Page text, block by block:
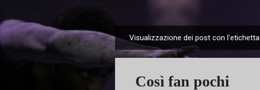
P
o
Visualizzazione dei post con l'etichetta
Così fan pochi